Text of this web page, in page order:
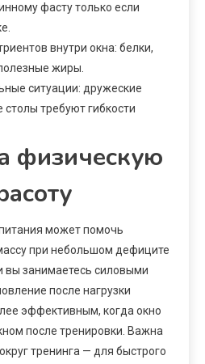
фасту только если
внутри окна: белки,
жиры.
ситуации: дружеские
требуют гибкости
физическую
может помочь
при небольшом дефиците
вы занимаетесь силовыми
после нагрузки
эффективным, когда окно
после тренировки. Важна
тренинга — для быстрого